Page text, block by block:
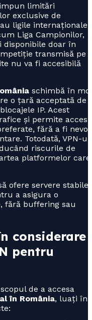
limitări
exclusive de
ligile internaționale.
Liga Campionilor,
disponibile doar în
transmisă pe
nu va fi accesibilă
schimbă în
o țară acceptată de
IP. Acest
și permite
fără a fi
Totodată, VPN-ul
riscurile de
platformelor care
ofere servere stabile
a asigura o
fără buffering sau
considerare
pentru
de a accesa
în România, luați în